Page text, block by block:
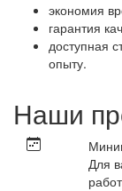
экономия
гарантия
доступная
опыту.
Наши
Для